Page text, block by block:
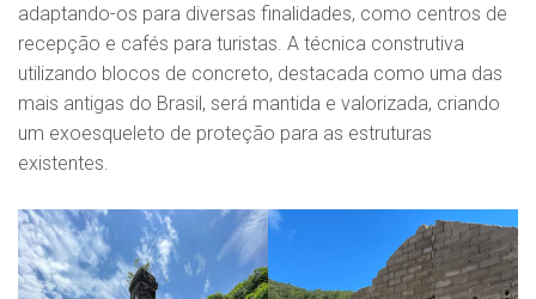
adaptando-os para diversas finalidades, como centros de
recepção e cafés para turistas. A técnica construtiva
utilizando blocos de concreto, destacada como uma das
mais antigas do Brasil, será mantida e valorizada, criando
um exoesqueleto de proteção para as estruturas
existentes.